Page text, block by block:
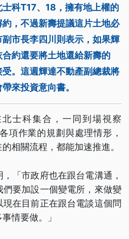
科T17、18，擁有地上權的
，不過新壽提議這片土地必
市長李四川則表示，如果輝
約還要將土地還給新壽的
。這週輝達不動產副總裁將
來投資意向書。
士科集合，一同到場視察
項作業的規劃與處理情形，
相關流程，都能加速推進。
「市政府也在跟台電溝通，
要加設一個變電所，來做變
在目前正在跟台電談這個問
情要做。」